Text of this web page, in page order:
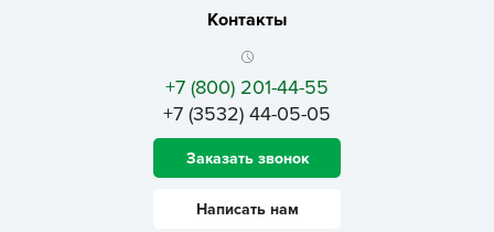
Контакты
+7 (800) 201-44-55
+7 (3532) 44-05-05
Заказать звонок
Написать нам